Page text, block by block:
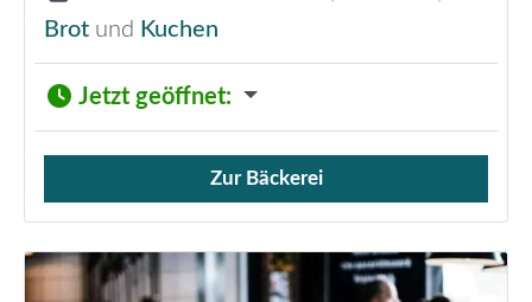
Brot und Kuchen
Jetzt geöffnet:
Verkauf von Brötchen,
Zur Bäckerei